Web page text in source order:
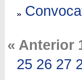
« Anterior
25 26 27